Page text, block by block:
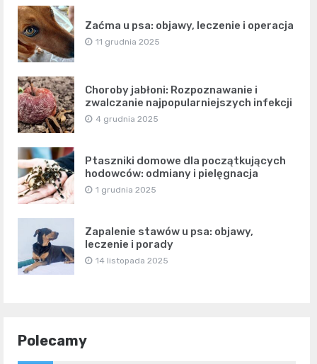
Zaćma u psa: objawy, leczenie i operacja
11 grudnia 2025
Choroby jabłoni: Rozpoznawanie i
zwalczanie najpopularniejszych infekcji
4 grudnia 2025
Ptaszniki domowe dla początkujących
hodowców: odmiany i pielęgnacja
1 grudnia 2025
Zapalenie stawów u psa: objawy,
leczenie i porady
14 listopada 2025
Polecamy